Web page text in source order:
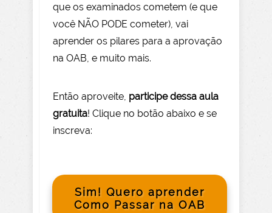
que os examinados cometem (e que
você NÃO PODE cometer), vai
aprender os pilares para a aprovação
na OAB, e muito mais.
Então aproveite, participe dessa aula
gratuita! Clique no botão abaixo e se
inscreva:
Sim! Quero aprender
Como Passar na OAB